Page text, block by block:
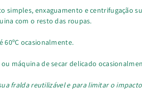
simples, enxaguamento e centrifugação
com o resto das roupas.
60ºC ocasionalmente.
ou máquina de secar delicado
fralda reutilizável e para limitar o